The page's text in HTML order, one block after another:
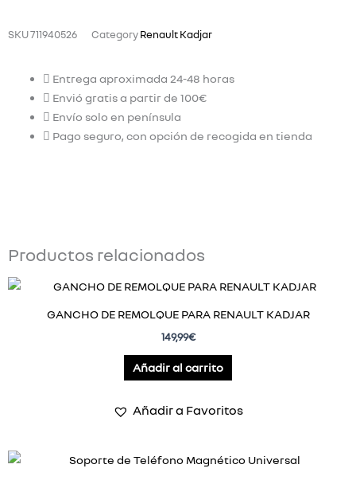
SKU711940526 CategoryRenault Kadjar
Entrega aproximada 24-48 horas
Envió gratis a partir de 100€
Envío solo en península
Pago seguro, con opción de recogida en tienda
Productos relacionados
GANCHO DE REMOLQUE PARA RENAULT KADJAR
149,99€
Añadir al carrito
Añadir a Favoritos